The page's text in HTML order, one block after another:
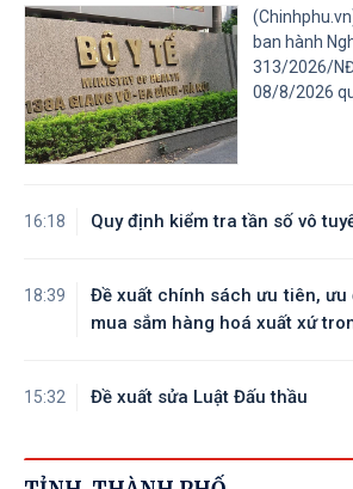
ban hành
313/2026/
08/8/2026
16:18 Quy định kiểm tra tần số vô
18:39
Đề xuất chính sách ưu tiên, ưu
mua sắm hàng hoá xuất xứ
15:32 Đề xuất sửa Luật Đấu thầu